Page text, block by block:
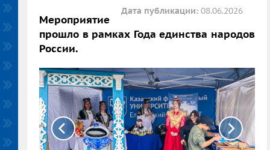
Дата публикации: 08.06.2026
Мероприятие
прошло в рамках Года единства народов
России.